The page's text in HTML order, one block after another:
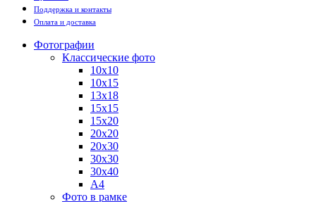
Поддержка и контакты
Оплата и доставка
Фотографии
Классические фото
10х10
10х15
13х18
15х15
15х20
20х20
20х30
30х30
30х40
А4
Фото в рамке